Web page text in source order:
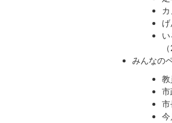
みんなの
教
市
今